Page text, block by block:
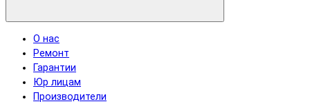
О нас
Ремонт
Гарантии
Юр лицам
Производители